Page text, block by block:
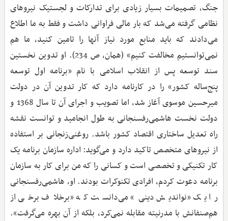
جنگ، تصمیمات بسیار زیادی برای تدارکات و لجستیک نیروهای
نظامی گرفته می‌شد که بار مالی فراوانی داشت و فقط به ما اطلاع
می‌دادند که باید منابع مورد نیاز آنها را تامین کنید، ما هم
نمی‌توانستیم مخالفت کنیم» (همان، ص 234). او تدوین نخستین
سند توسعه پس از انقلاب اسلامی با نام «برنامه اول توسعه
پنج‌ساله کشور» را در کارنامه دارد که کار تدوین آن در دولت
میرحسین موسوی آغاز شد، اما تصویب و اجرای آن تا سال 1368 و
دولت نخست هاشمی‌رفسنجانی به طول انجامید و توانست نقشه
‌راه تعدیل ساختاری اقتصاد کشور باشد. روغنی‌زنجانی بر استفاده
از نیروهای متخصص تاکید دارد و می‌گوید: اداره سازمان برنامه یک
کار تکنیکی و تخصصی است و کسانی را که من برای کار به سازمان
برنامه دعوت کردم، افرادی تکنوکرات بودند. او، هاشمی‌رفسنجانی
را یک «نواندیش دینی» می‌دانست که «برخلاف برخی از
هم‌صنفانش با مدرنیته مقابله نمی‌کرد، بلکه از آن بهره می‌گرفت».